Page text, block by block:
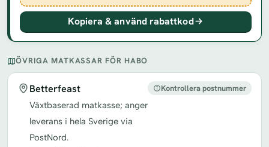
Kopiera & använd rabattkod
ÖVRIGA MATKASSAR FÖR HABO
Betterfeast
Växtbaserad matkasse; anger
leverans i hela Sverige via
PostNord.
Kontrollera postnummer